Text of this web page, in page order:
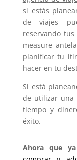
si estás
de viajes
reservando
measure
planificar tu
hacer en tu
Si está
de utilizar una
tiempo y
éxito.
Ahora que